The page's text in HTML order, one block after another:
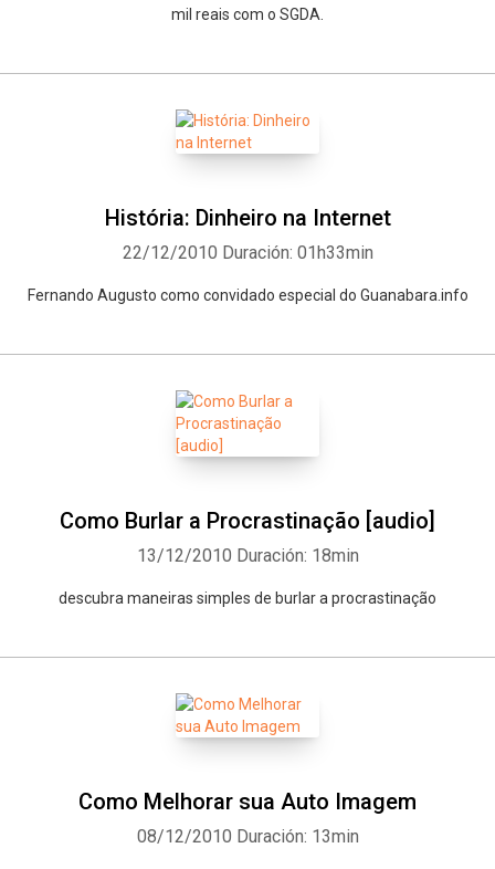
mil reais com o SGDA.
História: Dinheiro na Internet
22/12/2010 Duración: 01h33min
Fernando Augusto como convidado especial do Guanabara.info
Como Burlar a Procrastinação [audio]
13/12/2010 Duración: 18min
descubra maneiras simples de burlar a procrastinação
Como Melhorar sua Auto Imagem
08/12/2010 Duración: 13min
Facebook Twitter